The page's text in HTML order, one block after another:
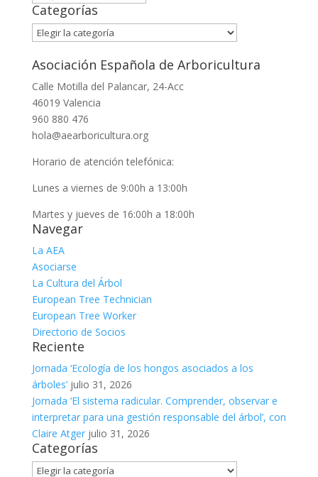
Categorías
Categorías
Asociación Española de Arboricultura
Calle Motilla del Palancar, 24-Acc
46019 Valencia
960 880 476
hola@aearboricultura.org
Horario de atención telefónica:
Lunes a viernes de 9:00h a 13:00h
Martes y jueves de 16:00h a 18:00h
Navegar
La AEA
Asociarse
La Cultura del Árbol
European Tree Technician
European Tree Worker
Directorio de Socios
Reciente
Jornada ‘Ecología de los hongos asociados a los
árboles’ julio 31, 2026
Jornada ‘El sistema radicular. Comprender, observar e
interpretar para una gestión responsable del árbol’, con
Claire Atger julio 31, 2026
Categorías
Categorías